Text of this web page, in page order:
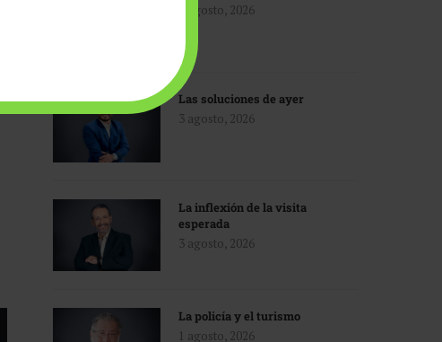
3 agosto, 2026
Las soluciones de ayer
3 agosto, 2026
La inflexión de la visita
esperada
3 agosto, 2026
La policía y el turismo
1 agosto, 2026